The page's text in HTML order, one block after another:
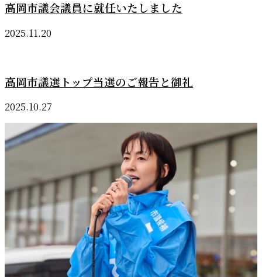
高岡市議会議員に就任いたしました
2025.11.20
高岡市議選トップ当選のご報告と御礼
2025.10.27